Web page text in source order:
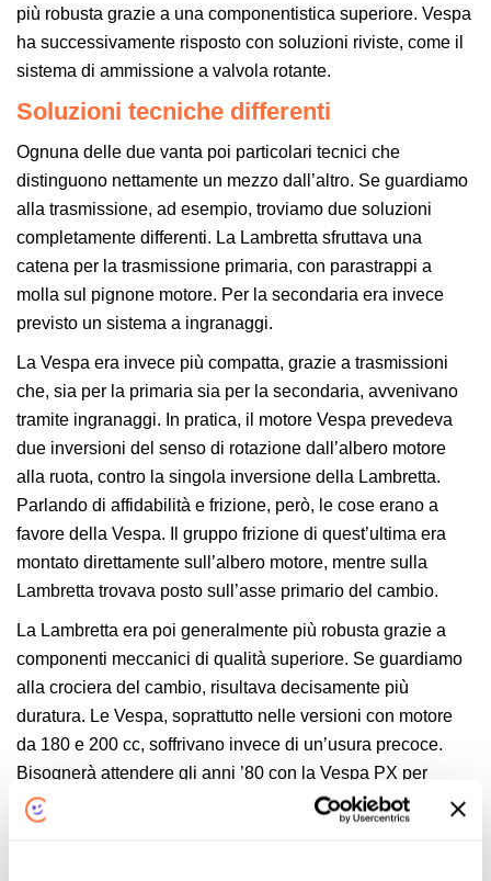
più robusta grazie a una componentistica superiore. Vespa
ha successivamente risposto con soluzioni riviste, come il
sistema di ammissione a valvola rotante.
Soluzioni tecniche differenti
Ognuna delle due vanta poi particolari tecnici che
distinguono nettamente un mezzo dall’altro. Se guardiamo
alla trasmissione, ad esempio, troviamo due soluzioni
completamente differenti. La Lambretta sfruttava una
catena per la trasmissione primaria, con parastrappi a
molla sul pignone motore. Per la secondaria era invece
previsto un sistema a ingranaggi.
La Vespa era invece più compatta, grazie a trasmissioni
che, sia per la primaria sia per la secondaria, avvenivano
tramite ingranaggi. In pratica, il motore Vespa prevedeva
due inversioni del senso di rotazione dall’albero motore
alla ruota, contro la singola inversione della Lambretta.
Parlando di affidabilità e frizione, però, le cose erano a
favore della Vespa. Il gruppo frizione di quest’ultima era
montato direttamente sull’albero motore, mentre sulla
Lambretta trovava posto sull’asse primario del cambio.
La Lambretta era poi generalmente più robusta grazie a
componenti meccanici di qualità superiore. Se guardiamo
alla crociera del cambio, risultava decisamente più
duratura. Le Vespa, soprattutto nelle versioni con motore
da 180 e 200 cc, soffrivano invece di un’usura precoce.
Bisognerà attendere gli anni ’80 con la Vespa PX per
vedere l’introduzione della crociera piatta e del nuovo asse